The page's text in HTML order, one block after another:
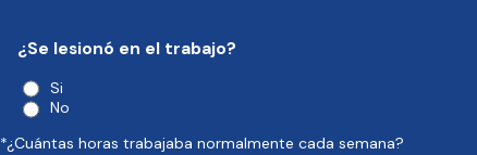
¿Se lesionó en el trabajo?
Si
No
*¿Cuántas horas trabajaba normalmente cada semana?